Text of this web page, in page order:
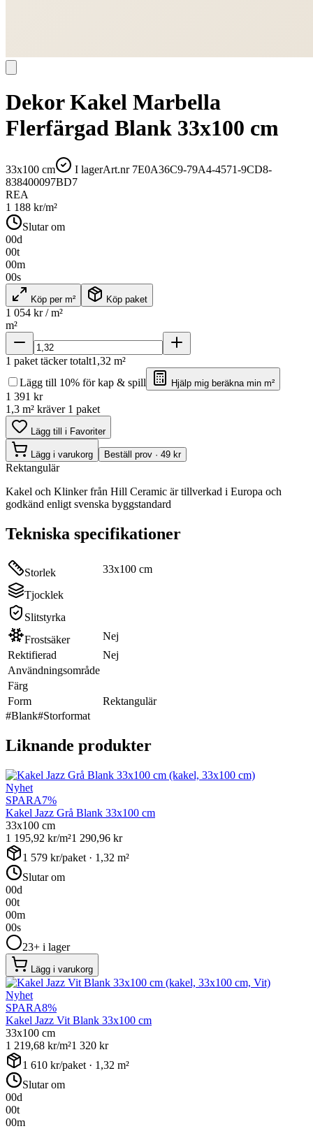
Dekor Kakel Marbella
Flerfärgad Blank 33x100 cm
33x100 cm I lagerArt.nr 7E0A36C9-79A4-4571-9CD8-
838400097BD7
REA
1 188 kr/m²
Slutar om
00d
00t
00m
00s
Köp per m² Köp paket
1 054 kr / m²
m²
1 paket täcker totalt1,32 m²
Lägg till 10% för kap & spill
Hjälp mig beräkna min m²
1 391 kr
1,3 m² kräver 1 paket
Lägg till i Favoriter
Lägg i varukorg Beställ prov · 49 kr
Rektangulär
Kakel och Klinker från Hill Ceramic är tillverkad i Europa och
godkänd enligt svenska byggstandard
Tekniska specifikationer
Storlek 33x100 cm
Tjocklek
Slitstyrka
Frostsäker
Nej
Rektifierad
Nej
Användningsområde
Färg
Form
Rektangulär
#Blank#Storformat
Liknande produkter
Nyhet
SPARA7%
Kakel Jazz Grå Blank 33x100 cm
33x100 cm
1 195,92 kr/m²1 290,96 kr
1 579 kr/paket · 1,32 m²
Slutar om
00d
00t
00m
00s
23+ i lager
Lägg i varukorg
Nyhet
SPARA8%
Kakel Jazz Vit Blank 33x100 cm
33x100 cm
1 219,68 kr/m²1 320 kr
1 610 kr/paket · 1,32 m²
Slutar om
00d
00t
00m